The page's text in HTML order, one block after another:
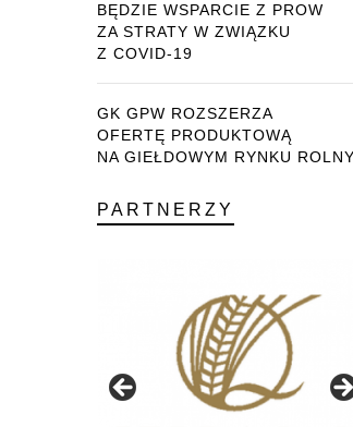
BĘDZIE WSPARCIE Z PROW
ZA STRATY W ZWIĄZKU
Z COVID-19
GK GPW ROZSZERZA
OFERTĘ PRODUKTOWĄ
NA GIEŁDOWYM RYNKU
PARTNERZY